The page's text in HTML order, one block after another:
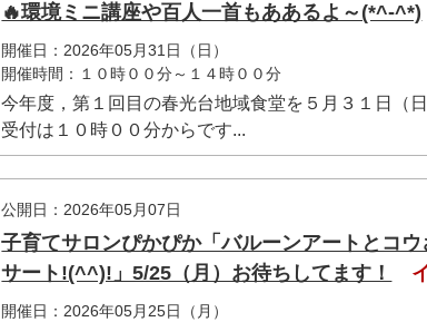
🔥環境ミニ講座や百人一首もああるよ～(*^-^*)
開催日：2026年05月31日（日）
開催時間：１０時００分～１４時００分
今年度，第１回目の春光台地域食堂を５月３１日（
受付は１０時００分からです...
公開日：2026年05月07日
子育てサロンぴかぴか「バルーンアートとコ
サート!(^^)!」5/25（月）お待ちしてます！
開催日：2026年05月25日（月）